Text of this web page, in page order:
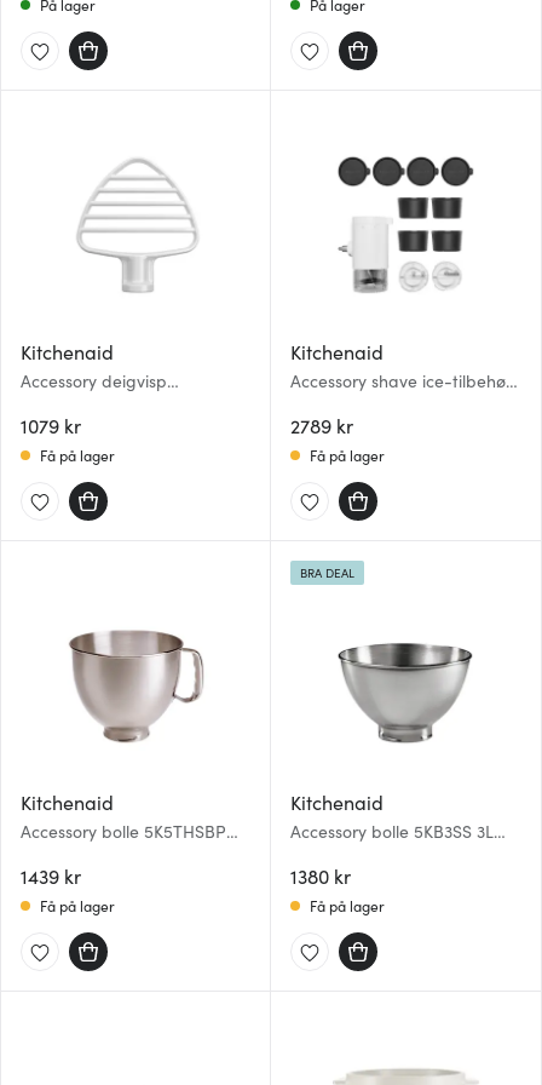
På lager På lager
Kitchenaid
Accessory deigvisp
1079 kr
Få på lager
Kitchenaid
Accessory shave ice-tilbehør
2789 kr
Få på lager
Kitchenaid
Accessory bolle 5K5THSBP
1439 kr
Få på lager
Kitchenaid
Accessory bolle 5KB3SS 3L
1380 kr
BRA DEAL
Få på lager